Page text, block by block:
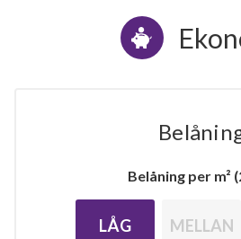
Belåning per m²
LÅG MELLAN